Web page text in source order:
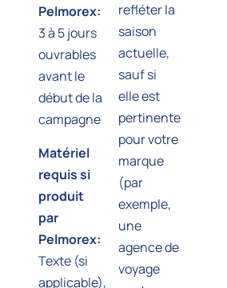
Pelmorex:
3 à 5 jours
ouvrables
avant le
début de la
campagne
Matériel
requis si
produit
par
Pelmorex:
Texte (si
applicable),
refléter la
saison
actuelle,
sauf si
elle est
pertinente
pour votre
marque
(par
exemple,
une
agence de
voyage